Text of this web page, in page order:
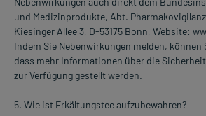
und Medizinprodukte, Abt.
Kiesinger Allee 3, D-53175 Bonn, Website:
Indem Sie Nebenwirkungen melden, können
dass mehr Informationen über die
zur Verfügung gestellt werden.
5. Wie ist Erkältungstee aufzubewahren?